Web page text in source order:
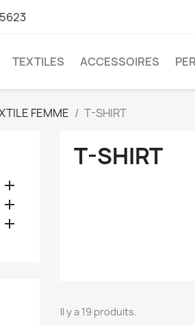
TEXTILES ACCESSOIRES
FEMME T-SHIRT



T-SHIRT
Il y a 19 produits.